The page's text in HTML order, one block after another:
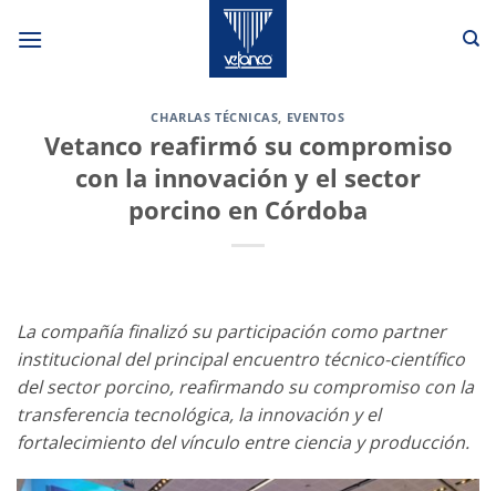
CHARLAS TÉCNICAS, EVENTOS
Vetanco reafirmó su compromiso
con la innovación y el sector
porcino en Córdoba
La compañía finalizó su participación como partner
institucional del principal encuentro técnico-científico
del sector porcino, reafirmando su compromiso con la
transferencia tecnológica, la innovación y el
fortalecimiento del vínculo entre ciencia y producción.